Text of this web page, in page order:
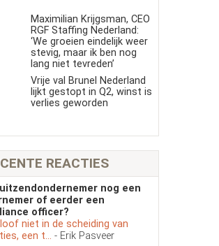
Maximilian Krijgsman, CEO
RGF Staffing Nederland:
‘We groeien eindelijk weer
stevig, maar ik ben nog
lang niet tevreden’
Vrije val Brunel Nederland
lijkt gestopt in Q2, winst is
verlies geworden
REACTIES
uitzendondernemer nog een
of eerder een
officer?
niet in de scheiding van
een t... - Erik Pasveer